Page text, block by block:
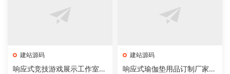
建站源码
响应式竞技游戏展示工作室网
建站源码
响应式瑜伽垫用品订制厂家网